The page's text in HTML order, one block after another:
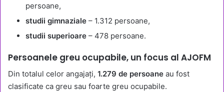
persoane,
studii gimnaziale – 1.312 persoane,
studii superioare – 478 persoane.
Persoanele greu ocupabile, un focus al AJOFM
Din totalul celor angajați, 1.279 de persoane au fost
clasificate ca greu sau foarte greu ocupabile.